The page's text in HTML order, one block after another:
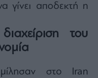
γίνει αποδεκτή η
του
στο Iran